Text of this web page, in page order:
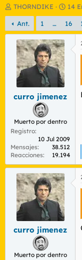
I
n
i
c
a
d
o
d
e
e
m
THORNDIKE
F
e
c
h
14
Ant. 1 … 16
curro jimenez
Muerto por dentro
Registro
10 Jul 2009
Mensajes
38.512
Reacciones
19.194
curro jimenez
Muerto por dentro